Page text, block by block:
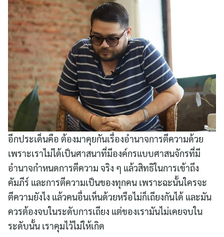
อีกประเด็นคือ ต้องมาคุยกันเรื่องอำนาจการตีความด้วย
เพราะเราไม่ได้เป็นศาสนาที่มีองค์กรแบบศาสนจักรที่มี
อำนาจกำหนดการตีความ จริง ๆ แล้วสิทธิในการเข้าถึง
คัมภีร์ และการตีความเป็นของทุกคน เพราะฉะนั้นใครจะ
ตีความยังไง แล้วคนอื่นเห็นด้วยหรือไม่ก็เถียงกันได้ และมัน
ควรต้องจบในระดับการเถียง แต่ของเรามันไม่เคยจบใน
ระดับนั้น เราคุมไว้ไม่ให้เกิด